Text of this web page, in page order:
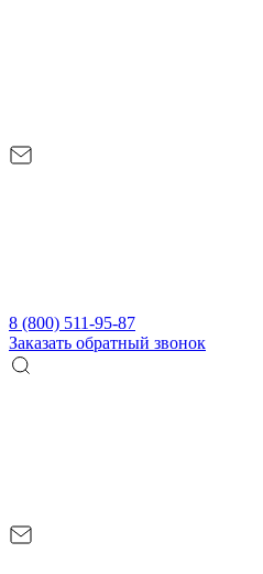
8 (800) 511-95-87
Заказать обратный звонок